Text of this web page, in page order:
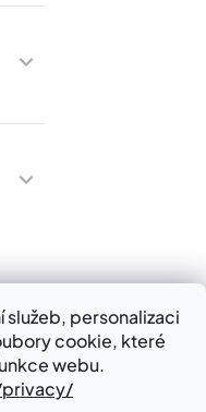
služeb, personalizaci
cookie, které
webu.